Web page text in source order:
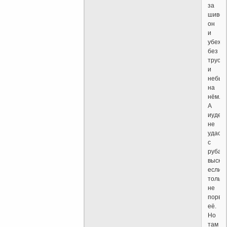
за
он
и
без
и
на
нём.
А
иудею
не
с
если
только
не
её.
Но
там